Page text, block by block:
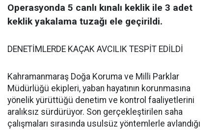
Operasyonda 5 canlı kınalı keklik ile 3 adet
keklik yakalama tuzağı ele geçirildi.
DENETİMLERDE KAÇAK AVCILIK TESPİT EDİLDİ
Kahramanmaraş Doğa Koruma ve Milli Parklar
Müdürlüğü ekipleri, yaban hayatının korunmasına
yönelik yürüttüğü denetim ve kontrol faaliyetlerini
aralıksız sürdürüyor. Son gerçekleştirilen saha
çalışmaları sırasında usulsüz yöntemlerle avlandığı